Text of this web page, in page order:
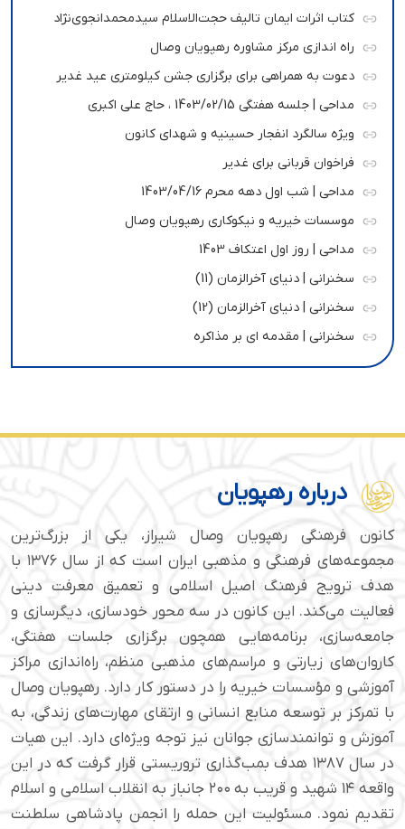
کتاب اثرات ایمان تالیف حجت‌الاسلام سیدمحمدانجوی‌نژاد
راه اندازی مرکز مشاوره رهپویان وصال
دعوت به همراهی برای برگزاری جشن کیلومتری عید غدیر
مداحی | جلسه هفتگی 1403/02/15 ، حاج علی اکبری
ویژه سالگرد انفجار حسینیه و شهدای کانون
فراخوان قربانی برای غدیر
مداحی | شب اول دهه محرم 1403/04/16
موسسات خیریه و نیکوکاری رهپویان وصال
مداحی | روز اول اعتکاف 1403
سخنرانی | دنیای آخرالزمان (11)
سخنرانی | دنیای آخرالزمان (12)
سخنرانی | مقدمه ای بر مذاکره
درباره رهپویان
کانون فرهنگی رهپویان وصال شیراز، یکی از بزرگ‌ترین
مجموعه‌های فرهنگی و مذهبی ایران است که از سال ۱۳۷۶ با
هدف ترویج فرهنگ اصیل اسلامی و تعمیق معرفت دینی
فعالیت می‌کند. این کانون در سه محور خودسازی، دیگرسازی و
جامعه‌سازی، برنامه‌هایی همچون برگزاری جلسات هفتگی،
کاروان‌های زیارتی و مراسم‌های مذهبی منظم، راه‌اندازی مراکز
آموزشی و مؤسسات خیریه را در دستور کار دارد. رهپویان وصال
با تمرکز بر توسعه منابع انسانی و ارتقای مهارت‌های زندگی، به
آموزش و توانمندسازی جوانان نیز توجه ویژه‌ای دارد. این هیات
در سال ۱۳۸۷ هدف بمب‌گذاری تروریستی قرار گرفت که در این
واقعه ۱۴ شهید و قریب به ۲۰۰ جانباز به انقلاب اسلامی و اسلام
تقدیم نمود. مسئولیت این حمله را انجمن پادشاهی سلطنت